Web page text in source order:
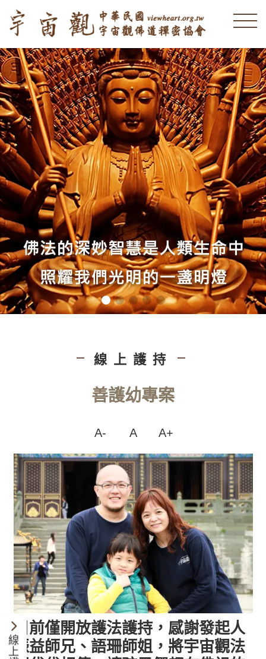
| 線上護持 |
善護幼專案
A- A A+
目前僅開放護法護持，感謝發起人
振益師兄、語珊師姐，將宇宙觀法
線
上